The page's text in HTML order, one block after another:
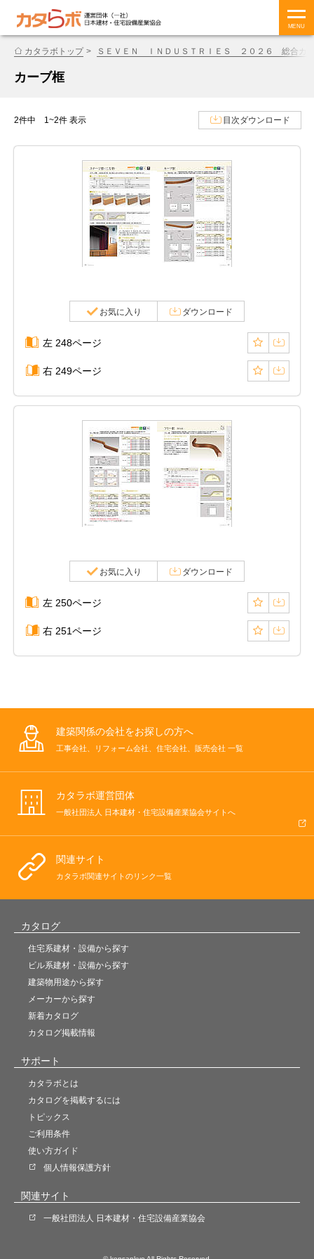
MENU
カタラボトップ ＳＥＶＥＮ ＩＮＤＵＳＴＲＩＥＳ ２０２６ 総合カ
カーブ框
2件中 1~2件 表示 目次ダウンロード
お気に入り ダウンロード
左 248ページ
右 249ページ
お気に入り ダウンロード
左 250ページ
右 251ページ
建築関係の会社をお探しの方へ
工事会社、リフォーム会社、住宅会社、販売会社 一覧
カタラボ運営団体
一般社団法人 日本建材・住宅設備産業協会サイトへ
関連サイト
カタラボ関連サイトのリンク一覧
カタログ
住宅系建材・設備から探す
ビル系建材・設備から探す
建築物用途から探す
メーカーから探す
新着カタログ
カタログ掲載情報
サポート
カタラボとは
カタログを掲載するには
トピックス
ご利用条件
使い方ガイド
個人情報保護方針
関連サイト
一般社団法人 日本建材・住宅設備産業協会